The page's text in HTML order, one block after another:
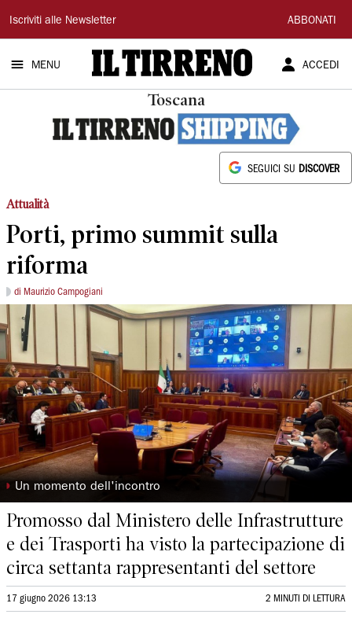
Il
Tirreno
Iscriviti alle Newsletter ABBONATI
MENU ACCEDI
Toscana
SEGUICI SU DISCOVER
Attualità
Porti, primo summit sulla
riforma
di Maurizio Campogiani
◗ Un momento dell'incontro
Promosso dal Ministero delle Infrastrutture
e dei Trasporti ha visto la partecipazione di
circa settanta rappresentanti del settore
17 giugno 2026 13:13 2 MINUTI DI LETTURA